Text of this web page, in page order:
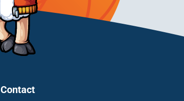
Contact